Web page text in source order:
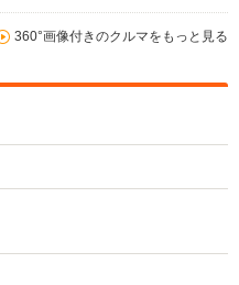
360°画像付きのクルマをもっと見る